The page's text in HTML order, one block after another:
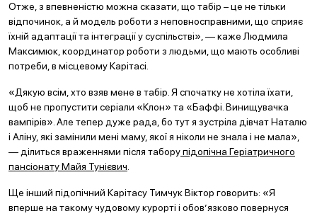
Отже, з впевненістю можна сказати, що табір – це не тільки
відпочинок, а й модель роботи з неповносправними, що сприяє
їхній адаптації та інтеграції у суспільстві», — каже Людмила
Максимюк, координатор роботи з людьми, що мають особливі
потреби, в місцевому Карітасі.
«Дякую всім, хто взяв мене в табір. Я спочатку не хотіла їхати,
щоб не пропустити серіали «Клон» та «Баффі. Винищувачка
вампірів». Але тепер дуже рада, бо тут я зустріла дівчат Наталю
і Аліну, які замінили мені маму, якої я ніколи не знала і не мала»,
— ділиться враженнями після таборупідопічна Геріатричного
пансіонату Майя Тунієвич
Ще інший підопічний Карітасу Тимчук Віктор говорить: «Я
вперше на такому чудовому курорті і обов’язково повернуся